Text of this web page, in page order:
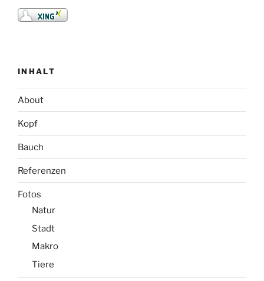
INHALT
About
Kopf
Bauch
Referenzen
Fotos
Natur
Stadt
Makro
Tiere